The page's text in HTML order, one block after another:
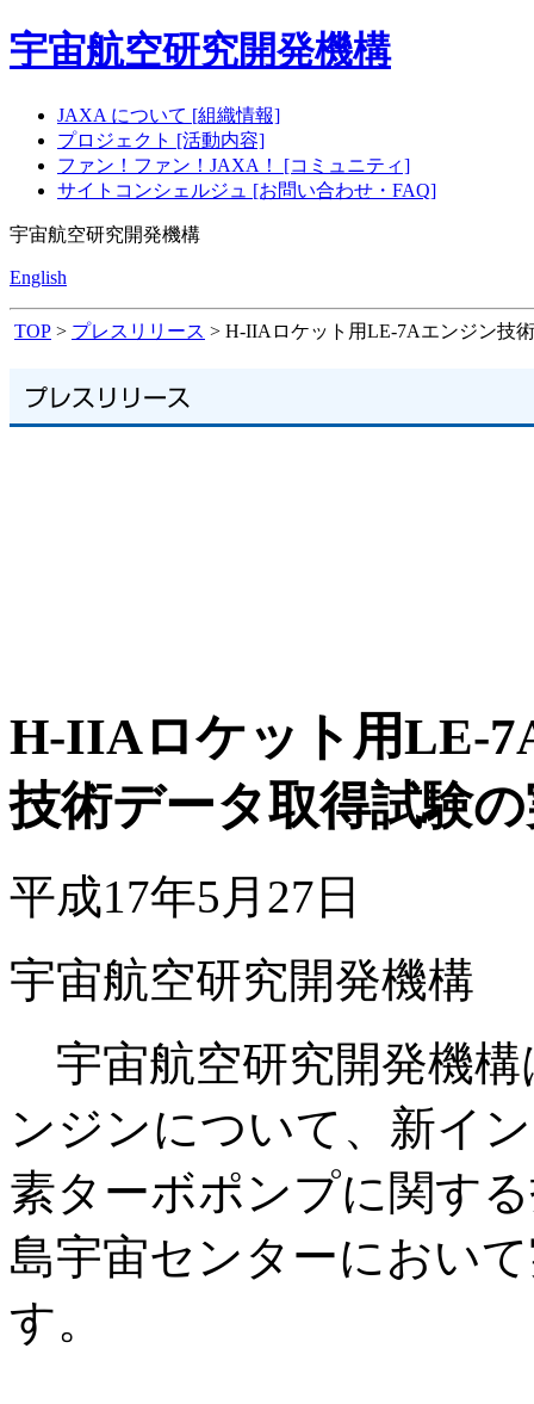
宇宙航空研究開発機構
JAXA について [組織情報]
プロジェクト [活動内容]
ファン！ファン！JAXA！ [コミュニティ]
サイトコンシェルジュ [お問い合わせ・FAQ]
宇宙航空研究開発機構
English
TOP > プレスリリース > H-IIAロケット用LE-7Aエンジン技
H-IIAロケット用LE-
技術データ取得試験
平成17年5月27日
宇宙航空研究開発機構
宇宙航空研究開発機
ンジンについて、新イ
素ターボポンプに関す
島宇宙センターにおい
す。